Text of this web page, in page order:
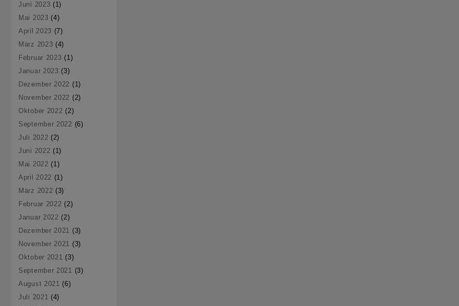
Juni 2023 (1)
Mai 2023 (4)
April 2023 (7)
März 2023 (4)
Februar 2023 (1)
Januar 2023 (3)
Dezember 2022 (1)
November 2022 (2)
Oktober 2022 (2)
September 2022 (6)
Juli 2022 (2)
Juni 2022 (1)
Mai 2022 (1)
April 2022 (1)
März 2022 (3)
Februar 2022 (2)
Januar 2022 (2)
Dezember 2021 (3)
November 2021 (3)
Oktober 2021 (3)
September 2021 (3)
August 2021 (6)
Juli 2021 (4)